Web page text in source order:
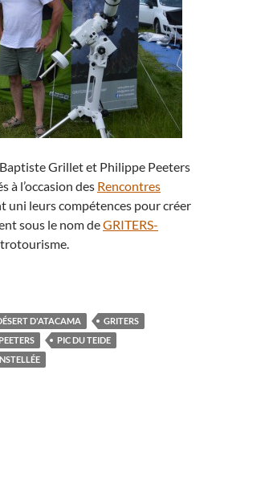
Grillet et Philippe Peeters
à l’occasion des Rencontres
uni leurs compétences pour créer
sous le nom deGRITERS-
l’agence qui vous emmène dans les étoiles
D'ATACAMA
GRITERS
PIC DU TEIDE